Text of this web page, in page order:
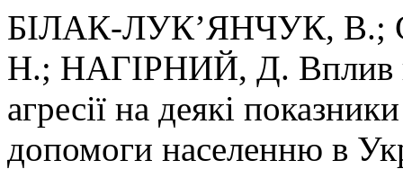
БІЛАК-ЛУК’ЯНЧУК,
Н.; НАГІРНИЙ, Д. Вплив
агресії на деякі
допомоги населенню в